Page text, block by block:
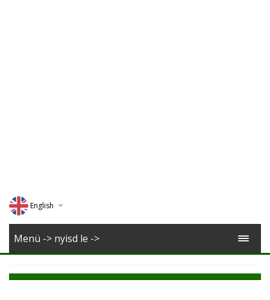
English
Deutsch
Menü -> nyisd le ->